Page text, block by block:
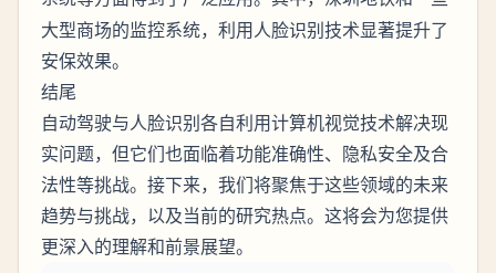
大型商场的监控系统，利用人脸识别技术显著提升了
安保效果。
结尾
自动驾驶与人脸识别各自利用计算机视觉技术解决现
实问题，但它们也面临着功能准确性、隐私安全及合
法性等挑战。接下来，我们将聚焦于这些领域的未来
趋势与挑战，以及当前的研究热点。这将会为您提供
更深入的理解和前景展望。